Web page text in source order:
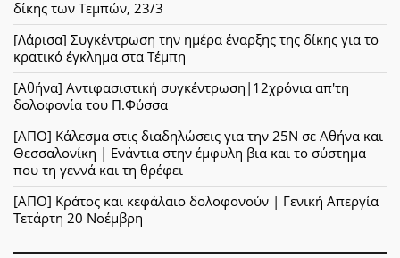
δίκης των Τεμπών, 23/3
[Λάρισα] Συγκέντρωση την ημέρα έναρξης της δίκης για το
κρατικό έγκλημα στα Τέμπη
[Αθήνα] Αντιφασιστική συγκέντρωση|12χρόνια απ'τη
δολοφονία του Π.Φύσσα
[ΑΠΟ] Κάλεσμα στις διαδηλώσεις για την 25Ν σε Αθήνα και
Θεσσαλονίκη | Ενάντια στην έμφυλη βια και το σύστημα
που τη γεννά και τη θρέφει
[ΑΠΟ] Κράτος και κεφάλαιο δολοφονούν | Γενική Απεργία
Τετάρτη 20 Νοέμβρη